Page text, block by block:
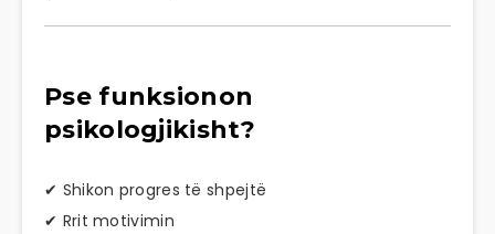
Pse funksionon
psikologjikisht?
✔ Shikon progres të shpejtë
✔ Rrit motivimin